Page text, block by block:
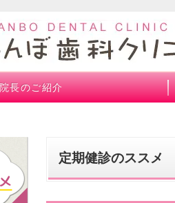
院長のご紹介
定期健診のススメ